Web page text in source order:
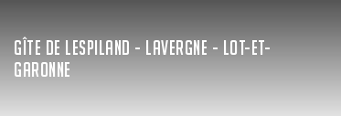
GÎTE DE LESPILAND - LAVERGNE - LOT-ET-
GARONNE